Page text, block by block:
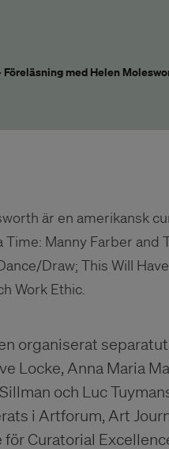
med Helen
är en amerikansk
Time: Manny Farber
Draw; This Will
Work Ethic.
organiserat
Locke, Anna Maria
och Luc
i Artforum, Art
Curatorial